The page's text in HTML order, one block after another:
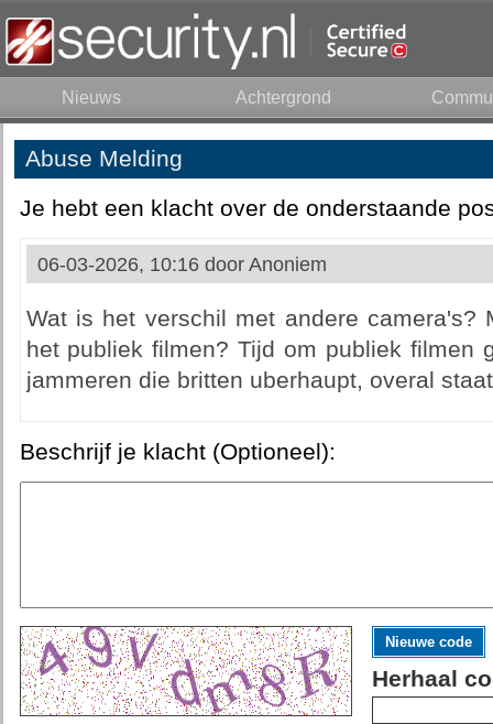
Nieuws Achtergrond
Abuse Melding
Je hebt een klacht over de onderstaande
06-03-2026, 10:16 door Anoniem
Wat is het verschil met andere camera's?
het publiek filmen? Tijd om publiek filmen
jammeren die britten uberhaupt, overal
Beschrijf je klacht (Optioneel):
Nieuwe code
Herhaal